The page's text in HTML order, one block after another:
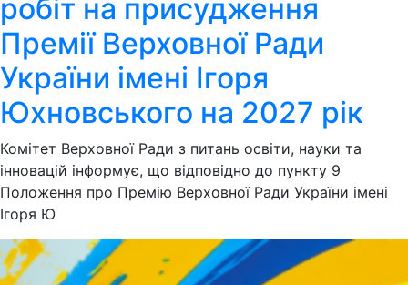
робіт на присудження
Премії Верховної Ради
України імені Ігоря
Юхновського на 2027 рік
Комітет Верховної Ради з питань освіти, науки та
інновацій інформує, що відповідно до пункту 9
Положення про Премію Верховної Ради України імені
Ігоря Ю